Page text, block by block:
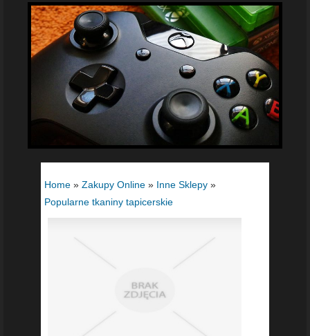
Home » Zakupy Online » Inne Sklepy »
Popularne tkaniny tapicerskie